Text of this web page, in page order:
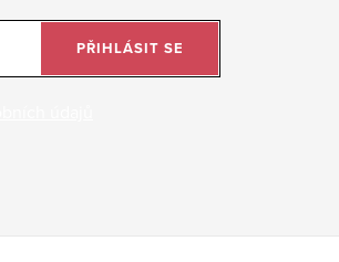
PŘIHLÁSIT SE